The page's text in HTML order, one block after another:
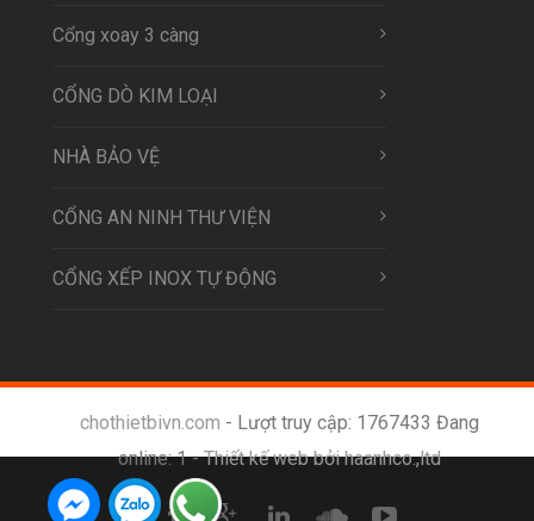
Cổng xoay 3 càng
CỔNG DÒ KIM LOẠI
NHÀ BẢO VỆ
CỔNG AN NINH THƯ VIỆN
CỔNG XẾP INOX TỰ ĐỘNG
chothietbivn.com - Lượt truy cập: 1767433 Đang
online: 1 -Thiết kế web bởi haanhco.,ltd